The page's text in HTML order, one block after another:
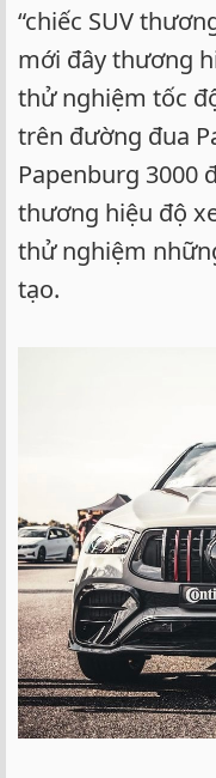
“chiếc SUV
mới đây thương
thử nghiệm tốc
trên đường đua
Papenburg 3000
thương hiệu độ
thử nghiệm
tạo.